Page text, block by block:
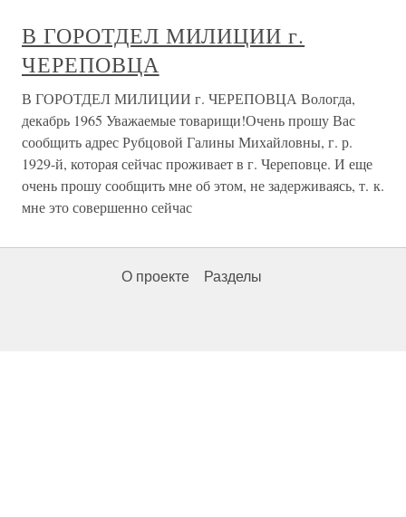
В ГОРОТДЕЛ МИЛИЦИИ г.
ЧЕРЕПОВЦА
В ГОРОТДЕЛ МИЛИЦИИ г. ЧЕРЕПОВЦА Вологда,
декабрь 1965 Уважаемые товарищи!Очень прошу Вас
сообщить адрес Рубцовой Галины Михайловны, г. р.
1929-й, которая сейчас проживает в г. Череповце. И еще
очень прошу сообщить мне об этом, не задерживаясь, т. к.
мне это совершенно сейчас
О проекте Разделы